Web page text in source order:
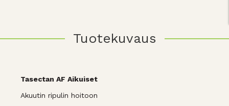
Tuotekuvaus
Tasectan AF Aikuiset
Akuutin ripulin hoitoon